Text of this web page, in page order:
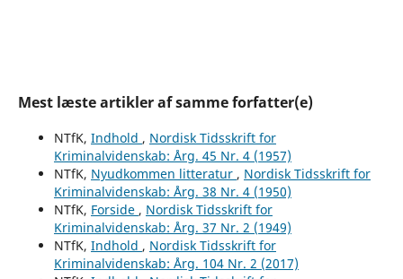
Mest læste artikler af samme forfatter(e)
NTfK, Indhold , Nordisk Tidsskrift for
Kriminalvidenskab: Årg. 45 Nr. 4 (1957)
NTfK, Nyudkommen litteratur , Nordisk Tidsskrift for
Kriminalvidenskab: Årg. 38 Nr. 4 (1950)
NTfK, Forside , Nordisk Tidsskrift for
Kriminalvidenskab: Årg. 37 Nr. 2 (1949)
NTfK, Indhold , Nordisk Tidsskrift for
Kriminalvidenskab: Årg. 104 Nr. 2 (2017)